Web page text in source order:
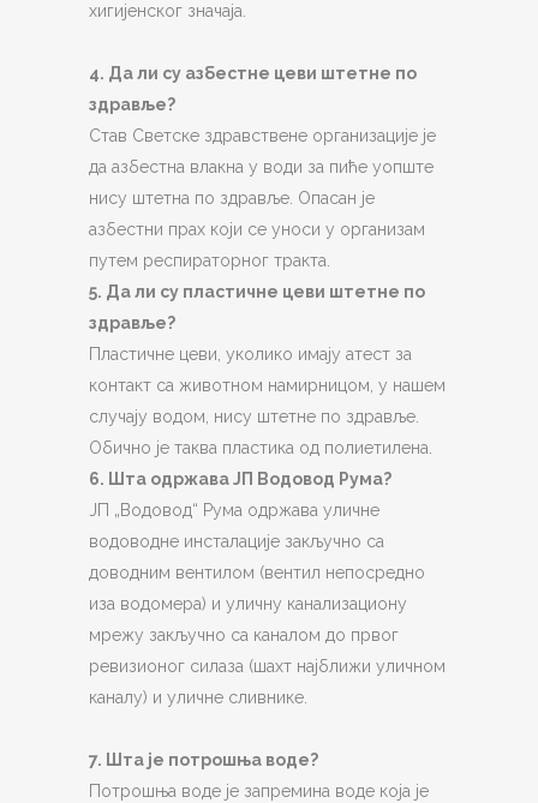
хигијенског значаја.
4. Да ли су азбестне цеви штетне по
здравље?
Став Светске здравствене организације је
да азбестна влакна у води за пиће уопште
нису штетна по здравље. Опасан је
азбестни прах који се уноси у организам
путем респираторног тракта.
5. Да ли су пластичне цеви штетне по
здравље?
Пластичне цеви, уколико имају атест за
контакт са животном намирницом, у нашем
случају водом, нису штетне по здравље.
Обично је таква пластика од полиетилена.
6. Шта одржава ЈП Водовод Рума?
ЈП „Водовод“ Рума одржава уличне
водоводне инсталације закључно са
доводним вентилом (вентил непосредно
иза водомера) и уличну канализациону
мрежу закључно са каналом до првог
ревизионог силаза (шахт најближи уличном
каналу) и уличне сливнике.
7. Шта је потрошња воде?
Потрошња воде је запремина воде која је